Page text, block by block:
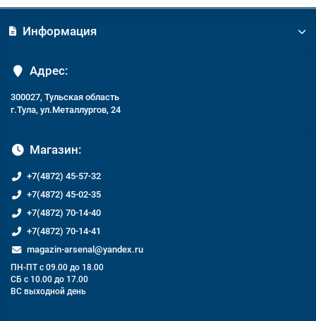
Информация
Адрес:
300027, Тульская область
г.Тула, ул.Металлургов, 24
Магазин:
+7(4872) 45-57-32
+7(4872) 45-02-35
+7(4872) 70-14-40
+7(4872) 70-14-41
magazin-arsenal@yandex.ru
ПН-ПТ с 09.00 до 18.00
СБ с 10.00 до 17.00
ВС выходной день